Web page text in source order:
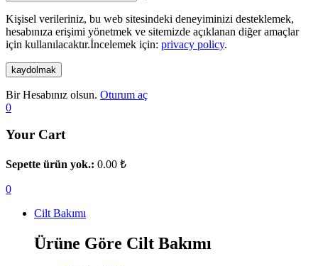
Kişisel verileriniz, bu web sitesindeki deneyiminizi desteklemek,
hesabınıza erişimi yönetmek ve sitemizde açıklanan diğer amaçlar
için kullanılacaktır.İncelemek için: privacy policy.
kaydolmak
Bir Hesabınız olsun. Oturum aç
0
Your Cart
Sepette ürün yok.: 0.00 ₺
0
Cilt Bakımı
Ürüne Göre Cilt Bakımı